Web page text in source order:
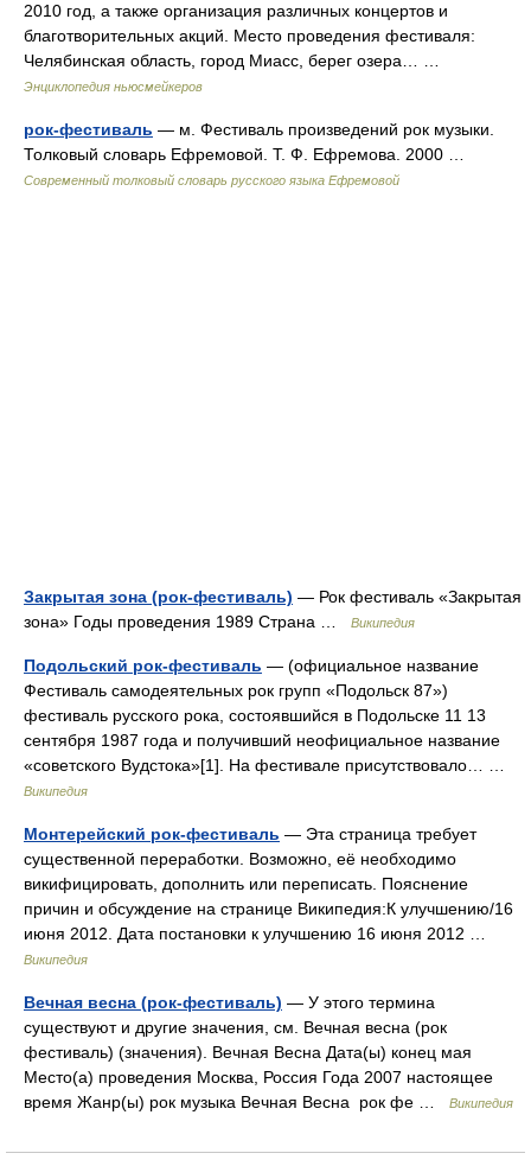
2010 год, а также организация различных концертов и
благотворительных акций. Место проведения фестиваля:
Челябинская область, город Миасс, берег озера… …
Энциклопедия ньюсмейкеров
рок-фестиваль — м. Фестиваль произведений рок музыки.
Толковый словарь Ефремовой. Т. Ф. Ефремова. 2000 …
Современный толковый словарь русского языка Ефремовой
Закрытая зона (рок-фестиваль) — Рок фестиваль «Закрытая
зона» Годы проведения 1989 Страна …
Википедия
Подольский рок-фестиваль — (официальное название
Фестиваль самодеятельных рок групп «Подольск 87»)
фестиваль русского рока, состоявшийся в Подольске 11 13
сентября 1987 года и получивший неофициальное название
«советского Вудстока»[1]. На фестивале присутствовало… …
Википедия
Монтерейский рок-фестиваль — Эта страница требует
существенной переработки. Возможно, её необходимо
викифицировать, дополнить или переписать. Пояснение
причин и обсуждение на странице Википедия:К улучшению/16
июня 2012. Дата постановки к улучшению 16 июня 2012 …
Википедия
Вечная весна (рок-фестиваль) — У этого термина
существуют и другие значения, см. Вечная весна (рок
фестиваль) (значения). Вечная Весна Дата(ы) конец мая
Место(а) проведения Москва, Россия Года 2007 настоящее
время Жанр(ы) рок музыка Вечная Весна рок фе …
Википедия